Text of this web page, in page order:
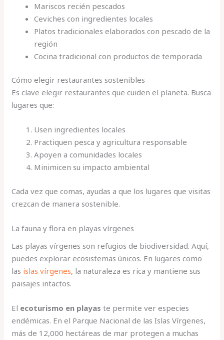
Mariscos recién pescados
Ceviches con ingredientes locales
Platos tradicionales elaborados con pescado de la
región
Cocina tradicional con productos de temporada
Cómo elegir restaurantes sostenibles
Es clave elegir restaurantes que cuiden el planeta. Busca
lugares que:
Usen ingredientes locales
Practiquen pesca y agricultura responsable
Apoyen a comunidades locales
Minimicen su impacto ambiental
Cada vez que comas, ayudas a que los lugares que visitas
crezcan de manera sostenible.
La fauna y flora en playas vírgenes
Las playas vírgenes son refugios de biodiversidad. Aquí,
puedes explorar ecosistemas únicos. En lugares como
las islas vírgenes, la naturaleza es rica y mantiene sus
paisajes intactos.
El ecoturismo en playas te permite ver especies
endémicas. En el Parque Nacional de las Islas Vírgenes,
más de 12,000 hectáreas de mar protegen a muchas